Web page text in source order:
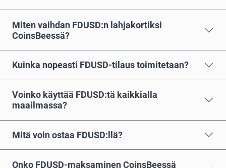
Miten vaihdan FDUSD:n lahjakortiksi
CoinsBeessä?
Kuinka nopeasti FDUSD-tilaus toimitetaan?
Voinko käyttää FDUSD:tä kaikkialla
maailmassa?
Mitä voin ostaa FDUSD:llä?
Onko FDUSD-maksaminen CoinsBeessä